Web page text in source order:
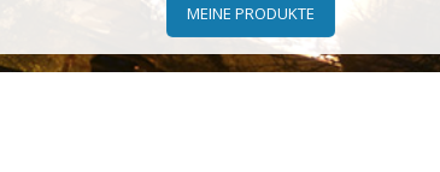
MEINE PRODUKTE